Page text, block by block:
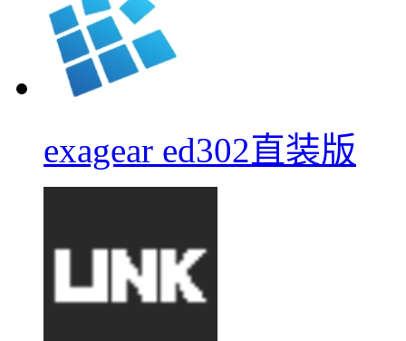
exagear ed302直装版